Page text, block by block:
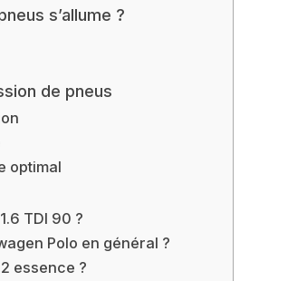
s’allume ?
de pneus
optimal
TDI 90 ?
Polo en général ?
essence ?